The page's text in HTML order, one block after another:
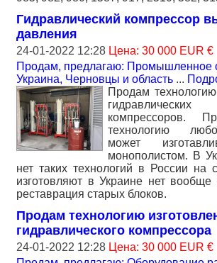
Гидравлический компрессор
давления
24-01-2022 12:28 Цена: 30 000 EUR €
Продам, предлагаю: Промышленное
Украина, Черновцы и область ...
Продам
компрессоров.
технологию
может
монополистом. В
нет таких технологий в России на
изготовляют в Украине нет
реставрация старых блоков.
Продам технологию
гидравлического компрессора
24-01-2022 12:28 Цена: 30 000 EUR €